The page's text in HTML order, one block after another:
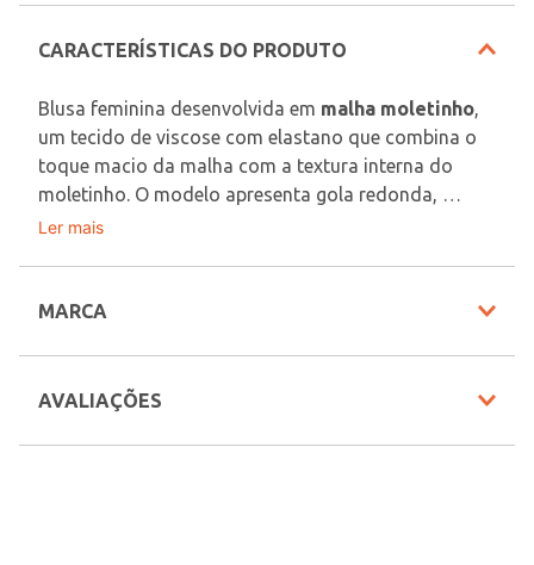
CARACTERÍSTICAS DO PRODUTO
Blusa feminina desenvolvida em malha moletinho
um tecido de viscose com elastano que combina o
toque macio da malha com a textura interna do
moletinho. O modelo apresenta gola redonda,
mangas longas com punho e acabamentos
mais ao seu visual. Muita personalidade e estilo em
Tecido: Malha Moletinho
Composição: 97% viscose, 03% elastano
Em decorrência do uso do flash, as peças podem
as Estações | Lojas Pompéia.
Ler mais
MARCA
AVALIAÇÕES